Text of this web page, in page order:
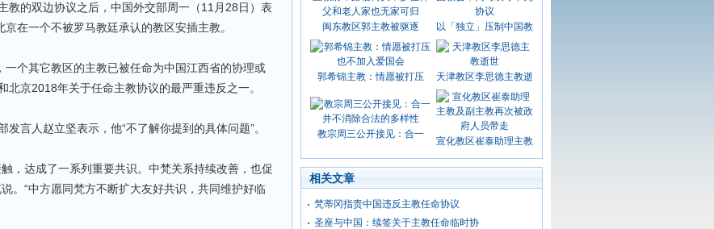
教的双边协议之后，中国外交部周一（11月28日）表
在一个不被罗马教廷承认的教区安插主教。
一个其它教区的主教已被任命为中国江西省的协理或
北京2018年关于任命主教协议的最严重违反之一。
言人赵立坚表示，他“不了解你提到的具体问题”。
，达成了一系列重要共识。中梵关系持续改善，也促
。“中方愿同梵方不断扩大友好共识，共同维护好临
闽东教区郭主教被驱逐 以「独立」压制中国教
郭希锦主教：情愿被打压 天津教区李思德主教逝
教宗周三公开接见：合一
宣化教区崔泰助理主教
相关文章
梵蒂冈指责中国违反主教任命协议
圣座与中国：续签关于主教任命临时协